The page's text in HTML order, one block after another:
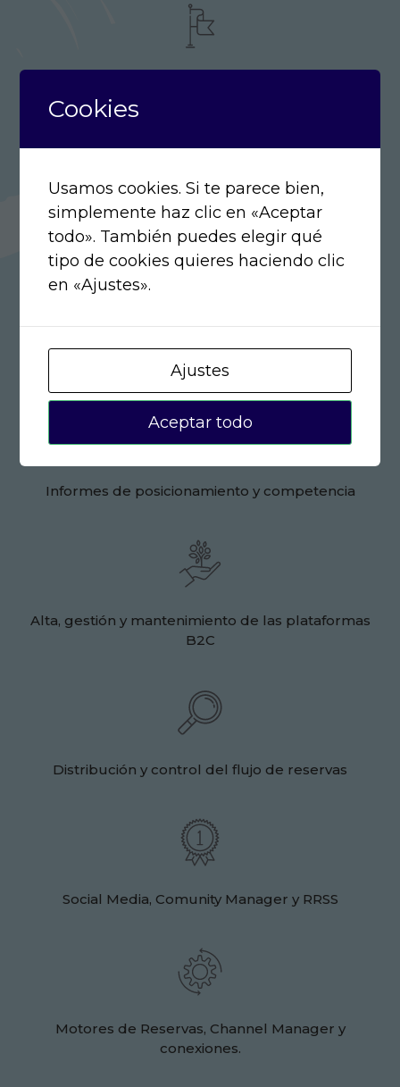
Consultoría en estrategia Online y Ecommerce
Ratios, mediciones, resultados y objetivos
Informes de posicionamiento y competencia
Alta, gestión y mantenimiento de las plataformas
B2C
Distribución y control del flujo de reservas
Social Media, Comunity Manager y RRSS
Motores de Reservas, Channel Manager y
conexiones.
Cookies
Usamos cookies. Si te parece bien,
simplemente haz clic en «Aceptar
todo». También puedes elegir qué
tipo de cookies quieres haciendo clic
en «Ajustes».
Ajustes
Aceptar todo